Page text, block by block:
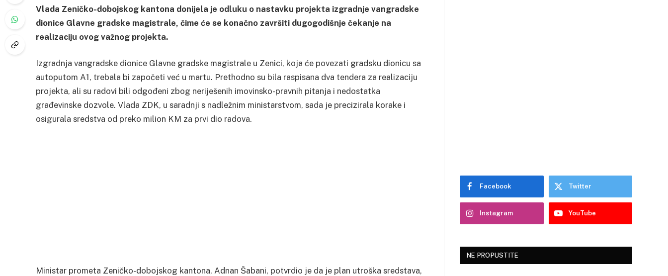
Vlada Zeničko-dobojskog kantona donijela je odluku o nastavku projekta izgradnje vangradske
dionice Glavne gradske magistrale, čime će se konačno završiti dugogodišnje čekanje na
realizaciju ovog važnog projekta.
Izgradnja vangradske dionice Glavne gradske magistrale u Zenici, koja će povezati gradsku dionicu sa
autoputom A1, trebala bi započeti već u martu. Prethodno su bila raspisana dva tendera za realizaciju
projekta, ali su radovi bili odgođeni zbog neriješenih imovinsko-pravnih pitanja i nedostatka
građevinske dozvole. Vlada ZDK, u saradnji s nadležnim ministarstvom, sada je precizirala korake i
osigurala sredstva od preko milion KM za prvi dio radova.
Ministar prometa Zeničko-dobojskog kantona, Adnan Šabani, potvrdio je da je plan utroška sredstava,
Facebook Twitter
Instagram YouTube
NE PROPUSTITE